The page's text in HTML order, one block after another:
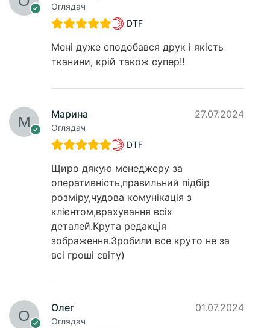
Оглядач
DTF
Мені дуже сподобався друк і якість
тканини, крій також супер!!
Марина
Оглядач
27.07.2024
DTF
Щиро дякую менеджеру за
оперативність,правильний підбір
розміру,чудова комунікація з
клієнтом,врахування всіх
деталей.Крута редакція
зображення.Зробили все круто не за
всі гроші світу)
Олег
Оглядач
01.07.2024